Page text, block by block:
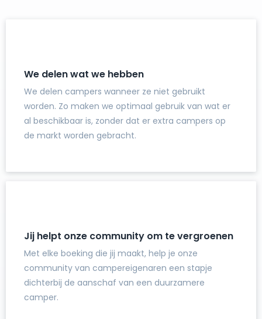
We delen wat we hebben
We delen campers wanneer ze niet gebruikt
worden. Zo maken we optimaal gebruik van wat er
al beschikbaar is, zonder dat er extra campers op
de markt worden gebracht.
Jij helpt onze community om te vergroenen
Met elke boeking die jij maakt, help je onze
community van campereigenaren een stapje
dichterbij de aanschaf van een duurzamere
camper.